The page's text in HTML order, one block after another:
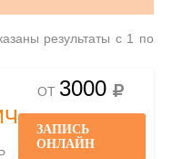
результаты с 1 по
ОТ 3000
ЗАПИСЬ
ОНЛАЙН